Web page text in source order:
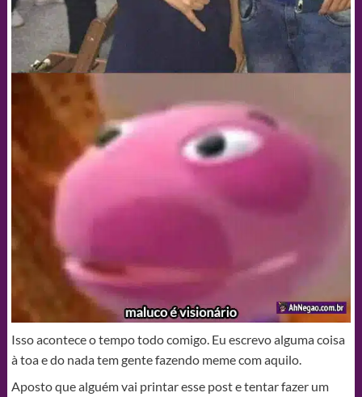
Isso acontece o tempo todo comigo. Eu escrevo alguma coisa
à toa e do nada tem gente fazendo meme com aquilo.
Aposto que alguém vai printar esse post e tentar fazer um